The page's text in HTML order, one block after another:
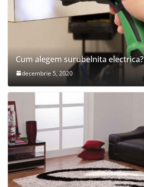
Cum alegem surubelnita electrica?
decembrie 5, 2020